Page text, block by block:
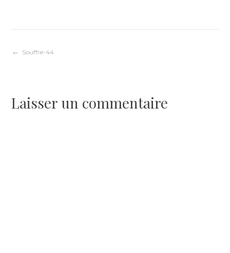
Navigation
l’article
Souffre-44
Laisser un commentaire